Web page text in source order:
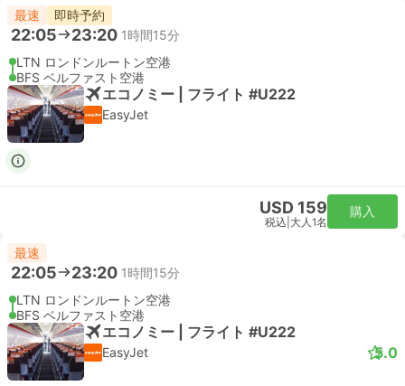
最速 即時予約
22:05 23:20 1時間15分
LTN ロンドンルートン空港
BFS ベルファスト空港
エコノミー | フライト #U222
EasyJet
USD 159
税込 大人1名
購入
最速
22:05 23:20 1時間15分
LTN ロンドンルートン空港
BFS ベルファスト空港
エコノミー | フライト #U222
EasyJet 5.0